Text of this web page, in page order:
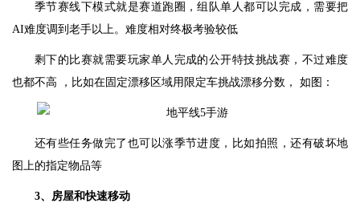
季节赛线下模式就是赛道跑圈，组队单人都可以完成，需要把
AI难度调到老手以上。难度相对终极考验较低
剩下的比赛就需要玩家单人完成的公开特技挑战赛，不过难度
也都不高 ，比如在固定漂移区域用限定车挑战漂移分数， 如图：
还有些任务做完了也可以涨季节进度，比如拍照，还有破坏地
图上的指定物品等
3、房屋和快速移动